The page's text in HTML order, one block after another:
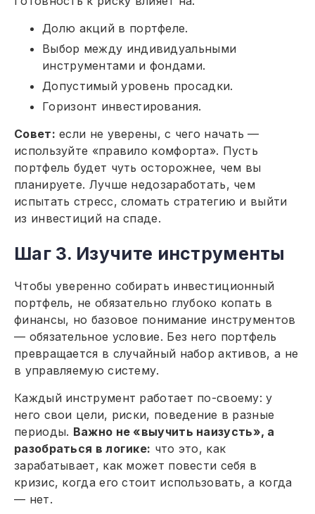
Долю акций в портфеле.
Выбор между индивидуальными
инструментами и фондами.
Допустимый уровень просадки.
Горизонт инвестирования.
Совет: если не уверены, с чего начать —
используйте «правило комфорта». Пусть
портфель будет чуть осторожнее, чем вы
планируете. Лучше недозаработать, чем
испытать стресс, сломать стратегию и выйти
из инвестиций на спаде.
Шаг 3. Изучите инструменты
Чтобы уверенно собирать инвестиционный
портфель, не обязательно глубоко копать в
финансы, но базовое понимание инструментов
— обязательное условие. Без него портфель
превращается в случайный набор активов, а не
в управляемую систему.
Каждый инструмент работает по-своему: у
него свои цели, риски, поведение в разные
периоды. Важно не «выучить наизусть», а
разобраться в логике: что это, как
зарабатывает, как может повести себя в
кризис, когда его стоит использовать, а когда
— нет.